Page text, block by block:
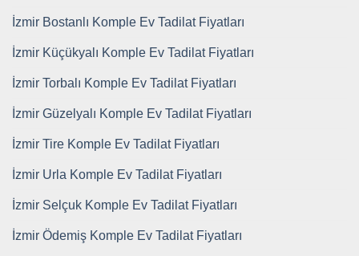
İzmir Bostanlı Komple Ev Tadilat Fiyatları
İzmir Küçükyalı Komple Ev Tadilat Fiyatları
İzmir Torbalı Komple Ev Tadilat Fiyatları
İzmir Güzelyalı Komple Ev Tadilat Fiyatları
İzmir Tire Komple Ev Tadilat Fiyatları
İzmir Urla Komple Ev Tadilat Fiyatları
İzmir Selçuk Komple Ev Tadilat Fiyatları
İzmir Ödemiş Komple Ev Tadilat Fiyatları